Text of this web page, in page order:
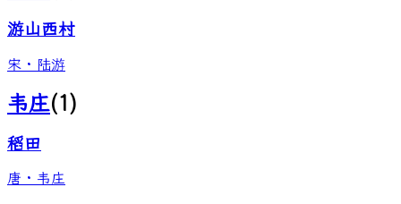
游山西村
宋 · 陆游
韦庄(1)
稻田
唐 · 韦庄